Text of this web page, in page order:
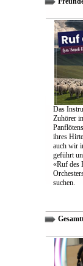
Das
Zuhörer
ihres
auch wir
geführt
«Ruf des
suchen.